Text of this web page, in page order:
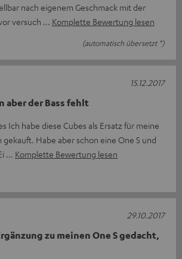
nach eigenem Geschmack mit der
versuch
Komplette Bewertung lesen
(automatisch übersetzt *)
aber der Bass fehlt
Ich habe diese Cubes als Ersatz für meine
gekauft. Habe aber schon eine One S und
Komplette Bewertung lesen
15.12.2017
zu meinen One S gedacht,
29.10.2017